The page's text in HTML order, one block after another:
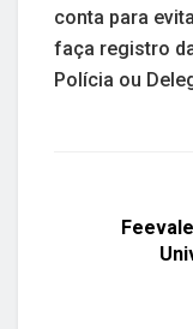
conta para
faça registro
Polícia ou